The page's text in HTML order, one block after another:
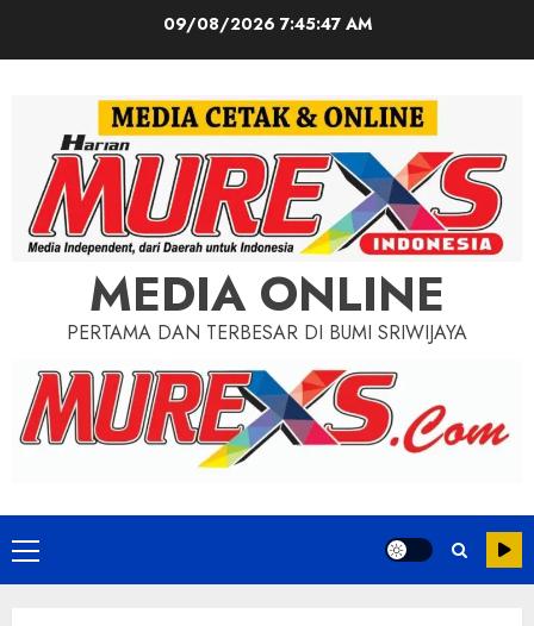
09/08/2026 7:45:49 AM
MEDIA ONLINE
PERTAMA DAN TERBESAR DI BUMI SRIWIJAYA
Primary
Menu